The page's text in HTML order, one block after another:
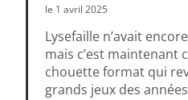
le 1 avril 2025
Lysefaille n’avait
mais c’est maintenant
chouette format qui
grands jeux des